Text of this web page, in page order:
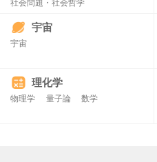
社会問題・社会哲学
宇宙
宇宙
理化学
物理学 量子論 数学